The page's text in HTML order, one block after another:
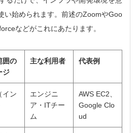
い始められます。前述のZoomやGoo
などがこれにあたります。
囲の
ジ
主な利用者 代表例
イン
エンジニ
ア・ITチー
ム
AWS EC2、
Google Clo
ud